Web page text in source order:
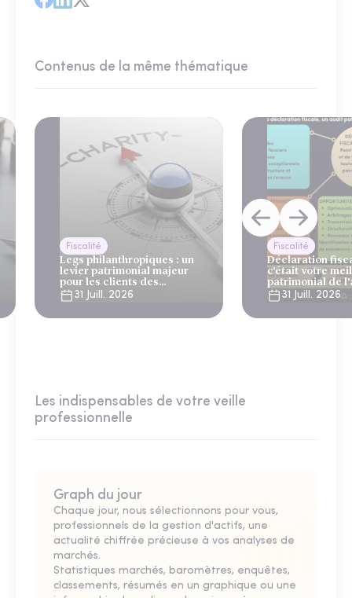
Contenus de la même thématique
Fiscalité
Legs philanthropiques : un
levier patrimonial majeur
pour les clients des
gestionnaires de patrimoine
et des banques privées
31 Juill. 2026
Fiscalité
Déclaration
c'était votre
patrimonial de
31 Juill. 2026
Les indispensables de votre veille
professionnelle
Graph du jour
Chaque jour, nous sélectionnons pour vous,
professionnels de la gestion d'actifs, une
actualité chiffrée précieuse à vos analyses de
marchés.
Statistiques marchés, baromètres, enquêtes,
classements, résumés en un graphique ou une